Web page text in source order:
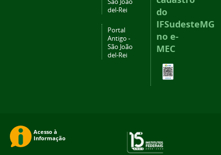
del-Rei
Portal
Antigo -
São João
del-Rei
do
IFSudesteMG
no e-
MEC